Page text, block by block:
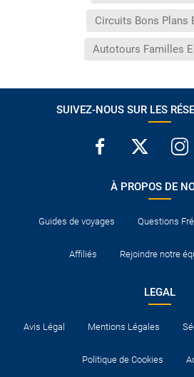
Circuits Bons Plans
Autotours Familles
SUIVEZ-NOUS SUR LES
À PROPOS DE
Guides de voyages Questions
Affiliés Rejoindre notre
LEGAL
Avis Légal Mentions Légales
Politique de Cookies